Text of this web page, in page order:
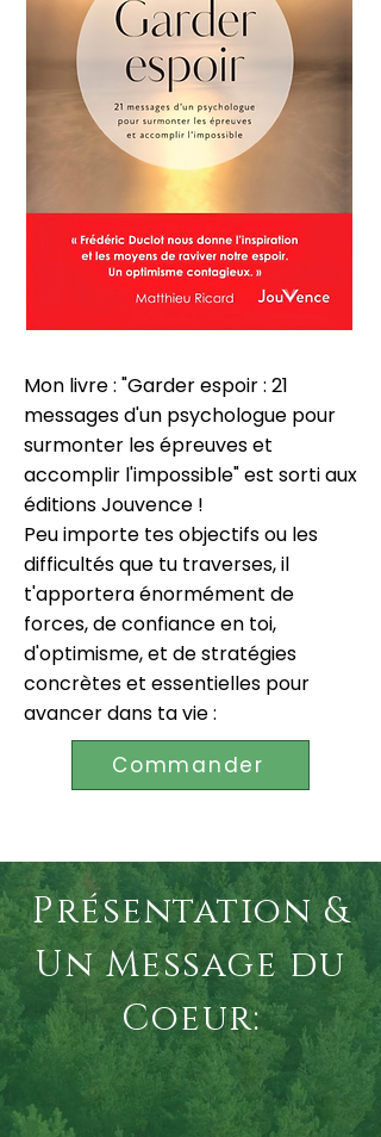
Mon livre : "Garder espoir : 21
messages d'un psychologue pour
surmonter les épreuves et
accomplir l'impossible" est sorti aux
éditions Jouvence !
Peu importe tes objectifs ou les
difficultés que tu traverses, il
t'apportera énormément de
forces, de confiance en toi,
d'optimisme, et de stratégies
concrètes et essentielles pour
avancer dans ta vie :
Commander
Présentation &
Un Message du
Coeur: